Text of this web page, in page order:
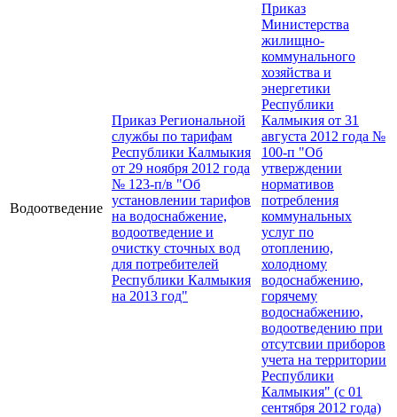
Водоотведение
Приказ Региональной
службы по тарифам
Республики Калмыкия
от 29 ноября 2012 года
№ 123-п/в "Об
установлении тарифов
на водоснабжение,
водоотведение и
очистку сточных вод
для потребителей
Республики Калмыкия
на 2013 год"
Приказ
Министерства
жилищно-
коммунального
хозяйства и
энергетики
Республики
Калмыкия от 31
августа 2012 года №
100-п "Об
утверждении
нормативов
потребления
коммунальных
услуг по
отоплению,
холодному
водоснабжению,
горячему
водоснабжению,
водоотведению при
отсутсвии приборов
учета на территории
Республики
Калмыкия" (с 01
сентября 2012 года)